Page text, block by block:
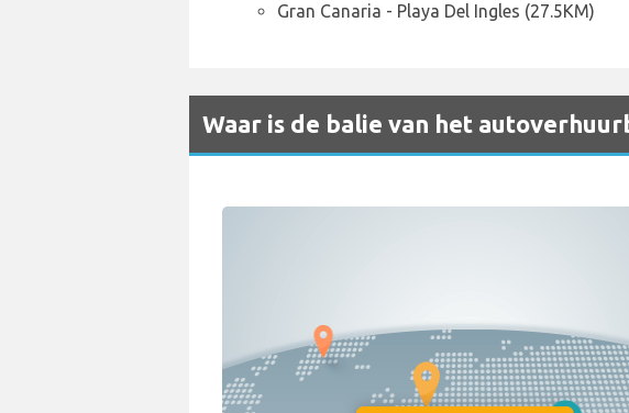
Gran Canaria - Playa Del Ingles (27.5KM)
Waar is de balie van het